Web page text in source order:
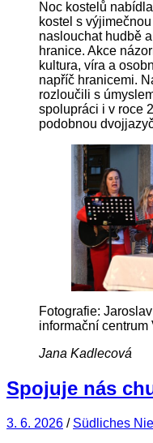
Noc kostelů
kostel s
naslouchat hudbě
hranice. Akce
kultura, víra a
napříč hranicemi.
rozloučili s
spolupráci i v roce
podobnou
Fotografie:
informační centrum
Jana Kadlecová
Spojuje nás
3. 6. 2026 / Südliches